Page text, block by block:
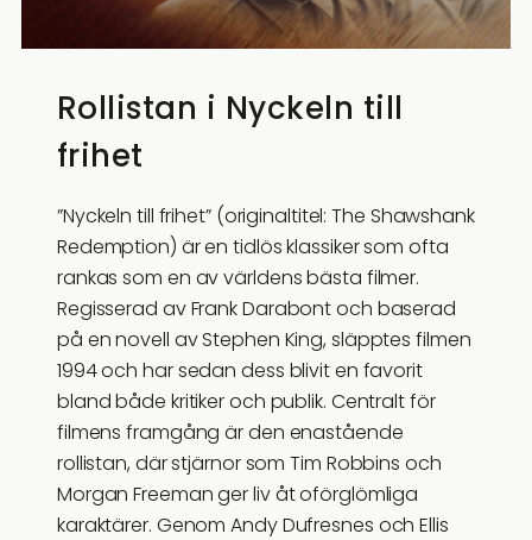
Rollistan i Nyckeln till
frihet
”Nyckeln till frihet” (originaltitel: The Shawshank
Redemption) är en tidlös klassiker som ofta
rankas som en av världens bästa filmer.
Regisserad av Frank Darabont och baserad
på en novell av Stephen King, släpptes filmen
1994 och har sedan dess blivit en favorit
bland både kritiker och publik. Centralt för
filmens framgång är den enastående
rollistan, där stjärnor som Tim Robbins och
Morgan Freeman ger liv åt oförglömliga
karaktärer. Genom Andy Dufresnes och Ellis